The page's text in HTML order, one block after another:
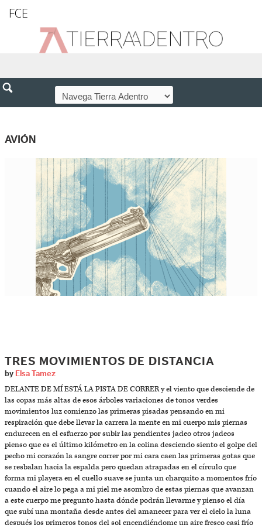
FCE
AVIÓN
TRES MOVIMIENTOS DE DISTANCIA
by Elsa Tamez
DELANTE DE MÍ ESTÁ LA PISTA DE CORRER y el viento que desciende de
las copas más altas de esos árboles variaciones de tonos verdes
movimientos luz comienzo las primeras pisadas pensando en mi
respiración que debe llevar la carrera la mente en mi cuerpo mis piernas
endurecen en el esfuerzo por subir las pendientes jadeo otros jadeos
pienso que es el último kilómetro en la colina desciendo siento el golpe del
pecho mi corazón la sangre correr por mi cara caen las primeras gotas que
se resbalan hacia la espalda pero quedan atrapadas en el círculo que
forma mi playera en el cuello suave se junta un charquito a momentos frío
cuando el aire lo pega a mi piel me asombro de estas piernas que avanzan
a este cuerpo me pregunto hasta dónde podrán llevarme y pienso el día
que subí una montaña desde antes del amanecer para ver el cielo la luna